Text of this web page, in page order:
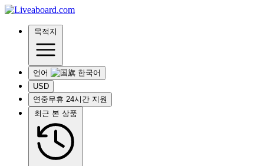
목적지
언어
USD
연중무휴 24시간 지원
최근 본 상품